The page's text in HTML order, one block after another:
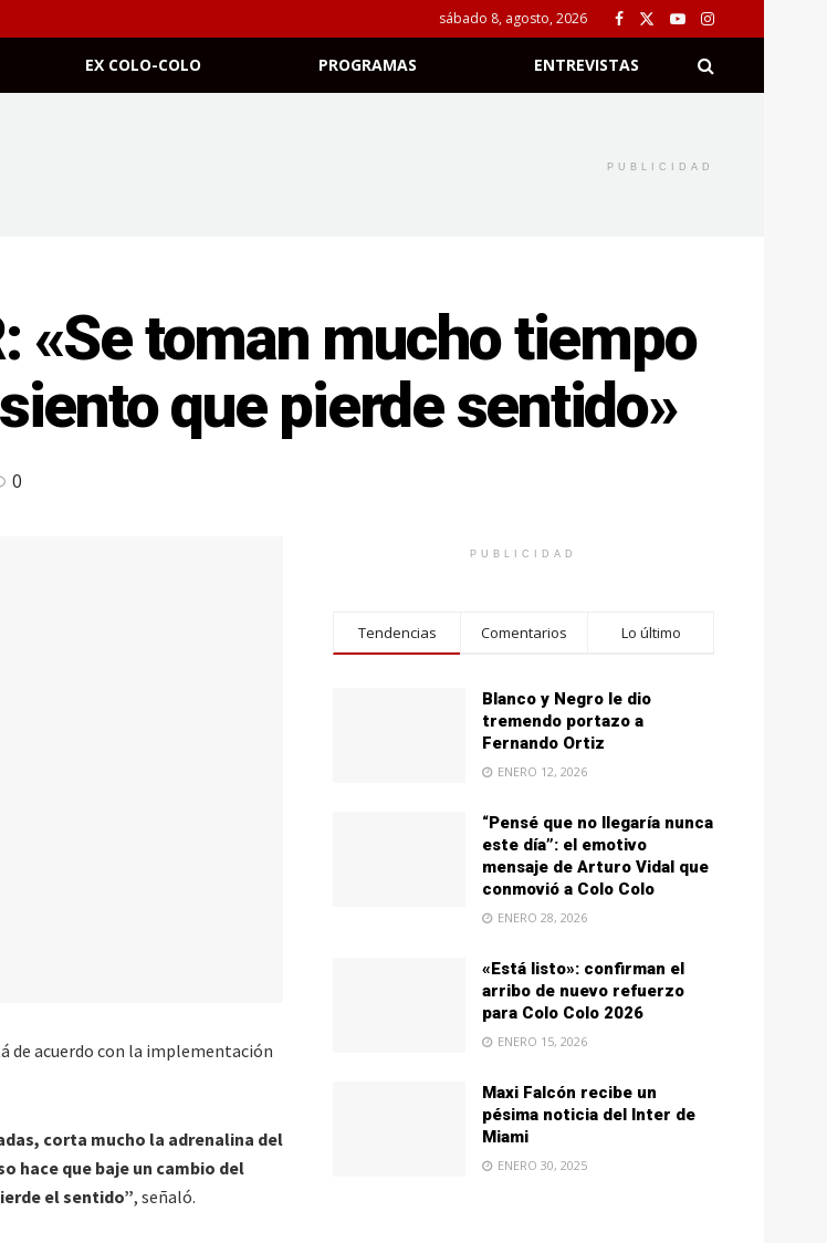
sábado 8, agosto, 2026
EX COLO-COLO PROGRAMAS ENTREVISTAS
PUBLICIDAD
«Se toman mucho tiempo
que pierde sentido»
0
de acuerdo con la implementación
corta mucho la adrenalina del
hace que baje un cambio del
el sentido”, señaló.
PUBLICIDAD
Tendencias Comentarios Lo último
Blanco y Negro le dio
tremendo portazo a
Fernando Ortiz
ENERO 12, 2026
“Pensé que no llegaría nunca
este día”: el emotivo
mensaje de Arturo Vidal que
conmovió a Colo Colo
ENERO 28, 2026
«Está listo»: confirman el
arribo de nuevo refuerzo
para Colo Colo 2026
ENERO 15, 2026
Maxi Falcón recibe un
pésima noticia del Inter de
Miami
ENERO 30, 2025